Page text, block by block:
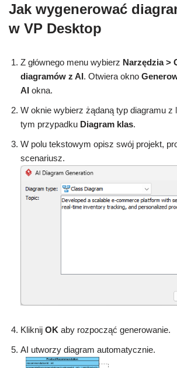
Jak wygenerować
w VP Desktop
Z głównego menu wybierz Narzędzia >
diagramów z AI. Otwiera okno
AI okna.
W oknie wybierz żądaną typ diagramu z
tym przypadku Diagram klas.
W polu tekstowym opisz swój projekt,
scenariusz.
Kliknij OK aby rozpocząć generowanie.
AI utworzy diagram automatycznie.